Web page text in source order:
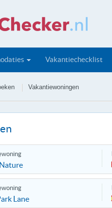
Vakantiechecklist
Vakantiewoningen
Lane